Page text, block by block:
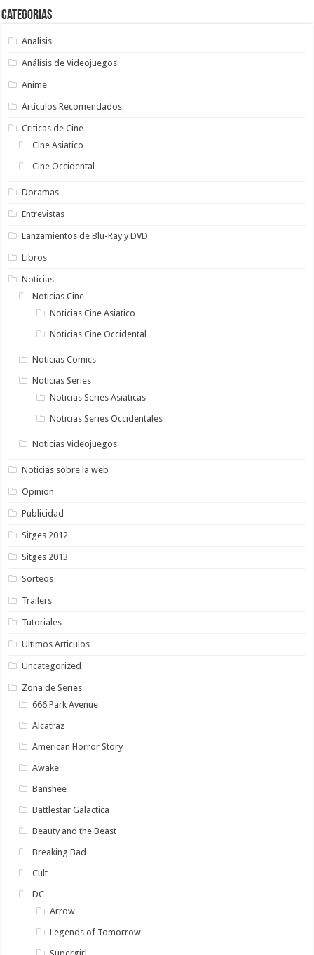
Categorias
Analisis
Análisis de Videojuegos
Anime
Artículos Recomendados
Criticas de Cine
Cine Asiatico
Cine Occidental
Doramas
Entrevistas
Lanzamientos de Blu-Ray y DVD
Libros
Noticias
Noticias Cine
Noticias Cine Asiatico
Noticias Cine Occidental
Noticias Comics
Noticias Series
Noticias Series Asiaticas
Noticias Series Occidentales
Noticias Videojuegos
Noticias sobre la web
Opinion
Publicidad
Sitges 2012
Sitges 2013
Sorteos
Trailers
Tutoriales
Ultimos Articulos
Uncategorized
Zona de Series
666 Park Avenue
Alcatraz
American Horror Story
Awake
Banshee
Battlestar Galactica
Beauty and the Beast
Breaking Bad
Cult
DC
Arrow
Legends of Tomorrow